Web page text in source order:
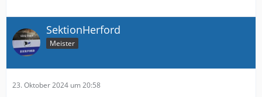
SektionHerford
Meister
23. Oktober 2024 um 20:58